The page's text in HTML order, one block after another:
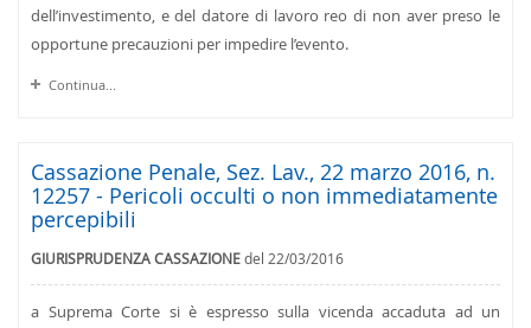
dell’investimento, e del datore di lavoro reo di non aver preso le
opportune precauzioni per impedire l’evento.
Continua...
Cassazione Penale, Sez. Lav., 22 marzo 2016, n.
12257 - Pericoli occulti o non immediatamente
percepibili
GIURISPRUDENZA CASSAZIONEdel 22/03/2016
a Suprema Corte si è espresso sulla vicenda accaduta ad un